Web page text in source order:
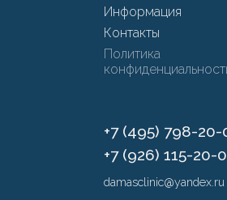
Информация
Контакты
Политика
+7 (495) 798-20-
+7 (926) 115-20-
damasclinic@yandex.ru